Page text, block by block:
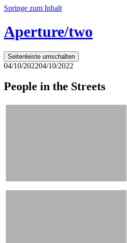
Springe zum Inhalt
Aperture/two
Seitenleiste umschalten
04/10/202204/10/2022
People in the Streets